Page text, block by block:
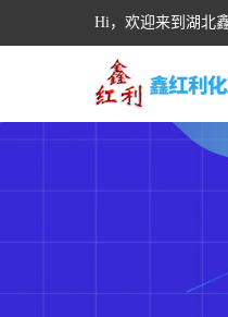
Hi，欢迎来到湖北